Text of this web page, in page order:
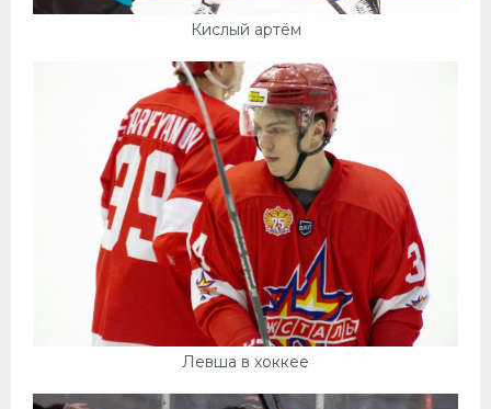
Кислый артём
Левша в хоккее